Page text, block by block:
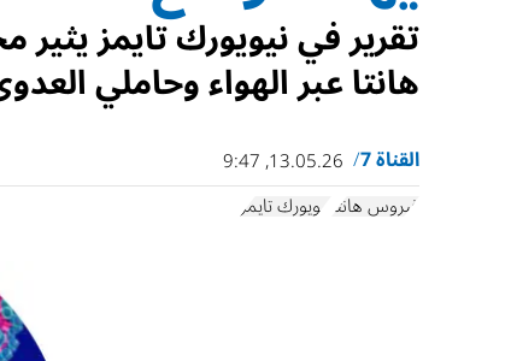
تقرير في نيويورك تايمز
هانتا عبر الهواء وحاملي
القناة 7
13.05.26, 9:47
فيروس هانتا نيويورك تايمز